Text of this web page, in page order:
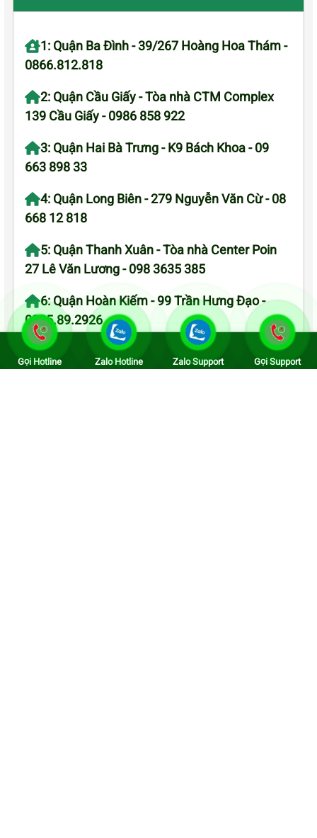
1: Quận Ba Đình - 39/267 Hoàng Hoa Thám -
0866.812.818
2: Quận Cầu Giấy - Tòa nhà CTM Complex
139 Cầu Giấy - 0986 858 922
3: Quận Hai Bà Trưng - K9 Bách Khoa - 09
663 898 33
4: Quận Long Biên - 279 Nguyễn Văn Cừ - 08
668 12 818
5: Quận Thanh Xuân - Tòa nhà Center Poin
27 Lê Văn Lương - 098 3635 385
6: Quận Hoàn Kiếm - 99 Trần Hưng Đạo -
0325.89.2926
7: Quận Hoàng Mai - KĐT Linh Đàm 09 868
58 922
Gọi Hotline Zalo Hotline Zalo Support Gọi Support